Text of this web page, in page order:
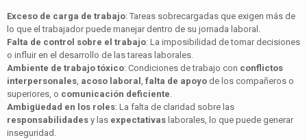
Exceso de carga de trabajo: Tareas sobrecargadas que exigen más de
lo que el trabajador puede manejar dentro de su jornada laboral.
Falta de control sobre el trabajo: La imposibilidad de tomar decisiones
o influir en el desarrollo de las tareas laborales.
Ambiente de trabajo tóxico: Condiciones de trabajo con conflictos
interpersonales, acoso laboral , falta de apoyo de los compañeros o
superiores, o comunicación deficiente.
Ambigüedad en los roles: La falta de claridad sobre las
responsabilidades y las expectativas laborales, lo que puede generar
inseguridad.